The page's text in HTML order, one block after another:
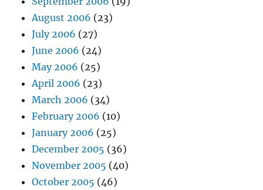
August 2006 (23)
July 2006 (27)
June 2006 (24)
May 2006 (25)
April 2006 (23)
March 2006 (34)
February 2006 (10)
January 2006 (25)
December 2005 (36)
November 2005 (40)
October 2005 (46)